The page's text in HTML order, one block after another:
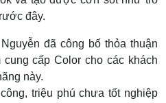
đây.
đã công bố thỏa thuận
cấp Color cho các khách
này.
triệu phú chưa tốt nghiệp